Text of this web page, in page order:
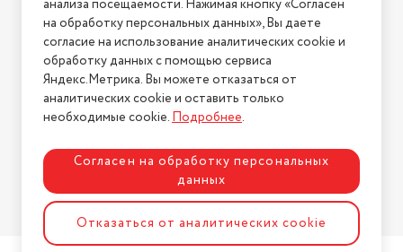
2026 © Интернет-магазин "АстМаркет". У нас есть всё!
Политика конфиденциальности
Разработка сайтаASTDESIGN
анализа посещаемости. Нажимая кнопку «Согласен
на обработку персональных данных», Вы даете
согласие на использование аналитических cookie и
обработку данных с помощью сервиса
Яндекс.Метрика. Вы можете отказаться от
аналитических cookie и оставить только
необходимые cookie.Подробнее.
Согласен на обработку персональных
данных
Отказаться от аналитических cookie